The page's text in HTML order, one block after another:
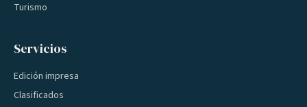
Turismo
Servicios
Edición impresa
Clasificados